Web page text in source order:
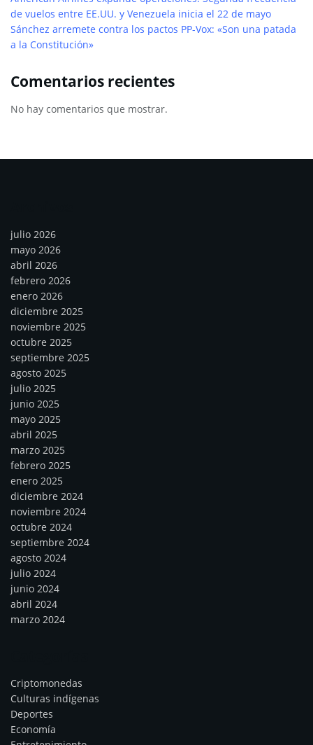
de vuelos entre EE.UU. y Venezuela inicia el 22 de mayo
Sánchez arremete contra los pactos PP-Vox: «Son una patada
a la Constitución»
Comentarios recientes
No hay comentarios que mostrar.
julio 2026
mayo 2026
abril 2026
febrero 2026
enero 2026
diciembre 2025
noviembre 2025
octubre 2025
septiembre 2025
agosto 2025
julio 2025
junio 2025
mayo 2025
abril 2025
marzo 2025
febrero 2025
enero 2025
diciembre 2024
noviembre 2024
octubre 2024
septiembre 2024
agosto 2024
julio 2024
junio 2024
abril 2024
marzo 2024
Criptomonedas
Culturas indígenas
Deportes
Economía